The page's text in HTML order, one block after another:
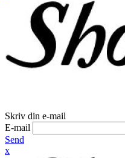
Skriv din e-mail
E-mail
Send
x